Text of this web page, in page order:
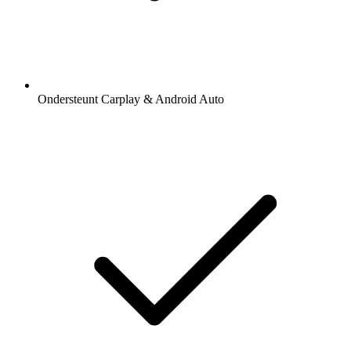
Ondersteunt Carplay & Android Auto